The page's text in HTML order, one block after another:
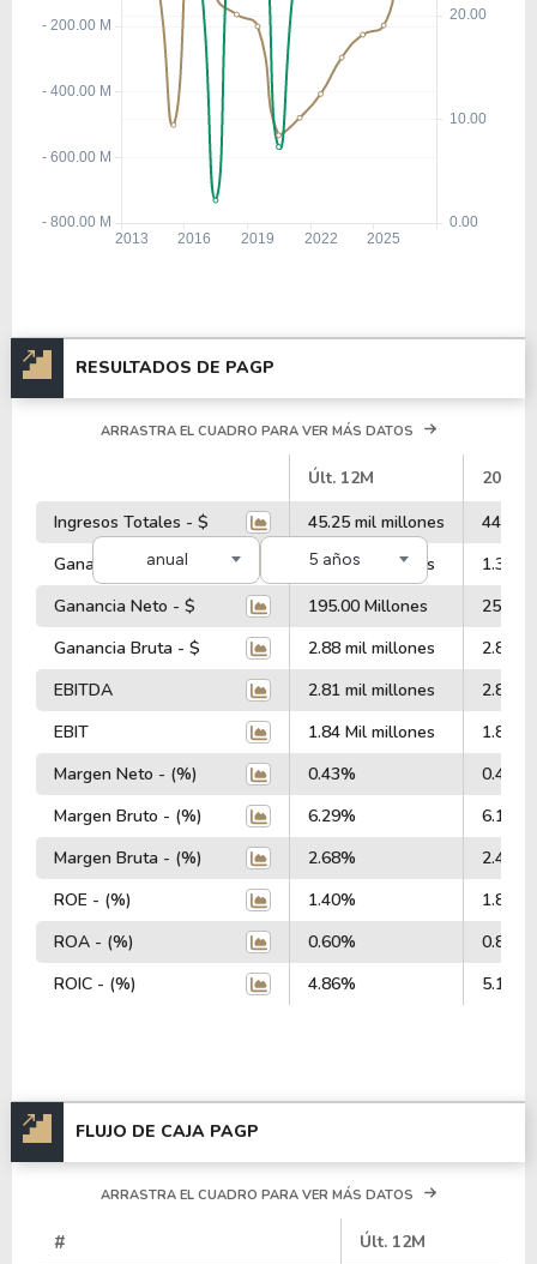
RESULTADOS DE PAGP
anual 5 años
ARRASTRA EL CUADRO PARA VER MÁS DATOS
Últ. 12M
2025
Ingresos Totales - $
45.25 mil millones
44.26
Ganancia Operativa - $
1.38 Mil millones
1.37
Ganancia Neto - $
195.00 Millones
Ganancia Bruta - $
2.88 mil millones
2.88
EBITDA
2.81 mil millones
2.82
EBIT
1.84 Mil millones
1.86
Margen Neto - (%)
0.43%
0.40%
Margen Bruto - (%)
6.29%
6.16%
Margen Bruta - (%)
2.68%
2.44%
ROE - (%)
1.40%
1.82%
ROA - (%)
0.60%
0.83%
ROIC - (%)
4.86% 5.15%
FLUJO DE CAJA PAGP
ARRASTRA EL CUADRO PARA VER MÁS DATOS
# Últ. 12M